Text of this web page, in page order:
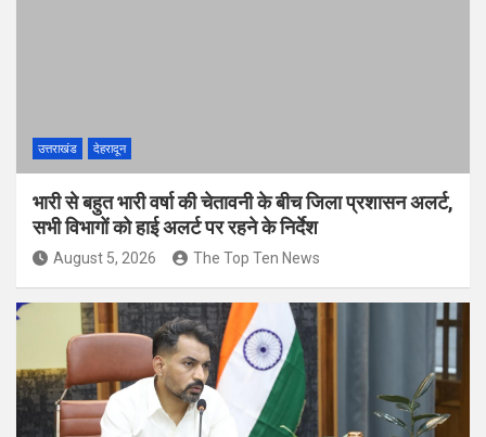
उत्तराखंड देहरादून
भारी से बहुत भारी वर्षा की चेतावनी के बीच जिला प्रशासन अलर्ट,
सभी विभागों को हाई अलर्ट पर रहने के निर्देश
August 5, 2026 The Top Ten News